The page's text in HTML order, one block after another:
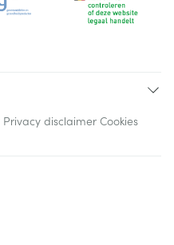
Privacy disclaimer Cookies